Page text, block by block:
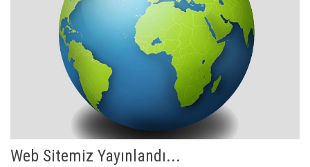
Web Sitemiz Yayınlandı...